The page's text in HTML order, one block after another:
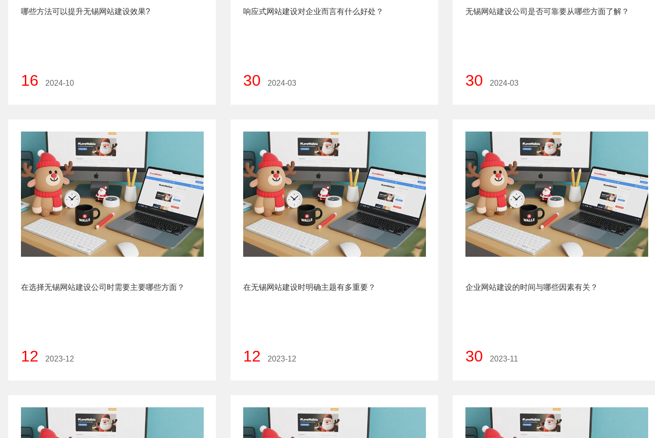
哪些方法可以提升无锡网站建设效果?
16 2024-10
响应式网站建设对企业而言有什么好处？
30 2024-03
无锡网站建设公司是否可靠要从哪些方面了解？
30 2024-03
在选择无锡网站建设公司时需要主要哪些方面？
12 2023-12
在无锡网站建设时明确主题有多重要？
12 2023-12
企业网站建设的时间与哪些因素有关？
30 2023-11